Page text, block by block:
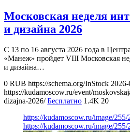
Московская неделя
и дизайна 2026
С 13 по 16 августа 2026 года в
«Манеж» пройдет VIII Московская
и дизайна…
0 RUB https://schema.org/InStock
https://kudamoscow.ru/event/
dizajna-2026/ Бесплатно 1.4K 20
https://kudamoscow.ru/image/
https://kudamoscow.ru/image/